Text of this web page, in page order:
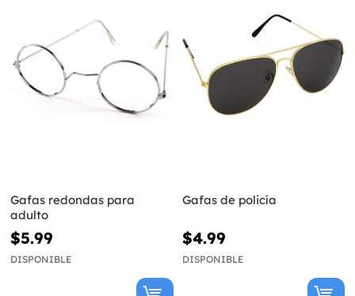
Gafas redondas para
adulto
$5.99
DISPONIBLE
Gafas de policía
$4.99
DISPONIBLE